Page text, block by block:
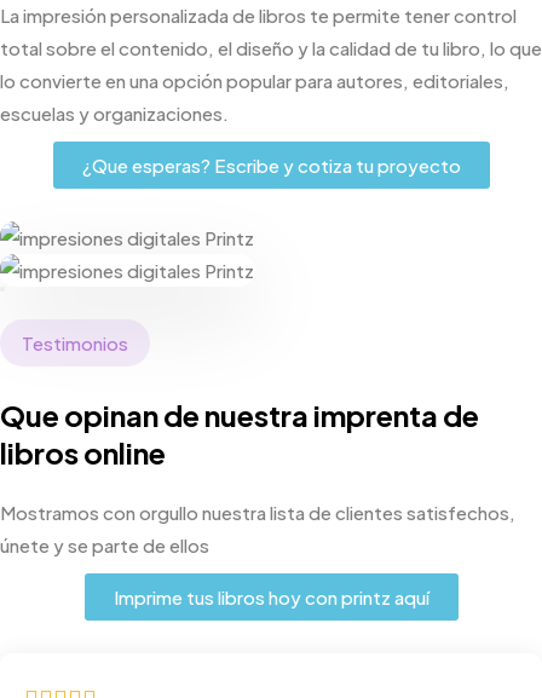
La impresión personalizada de libros te permite tener control
total sobre el contenido, el diseño y la calidad de tu libro, lo que
lo convierte en una opción popular para autores, editoriales,
escuelas y organizaciones.
¿Que esperas? Escribe y cotiza tu proyecto
Testimonios
Que opinan de nuestra imprenta de
libros online
Mostramos con orgullo nuestra lista de clientes satisfechos,
únete y se parte de ellos
Imprime tus libros hoy con printz aquí